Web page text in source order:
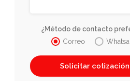
¿Método de contacto
Correo